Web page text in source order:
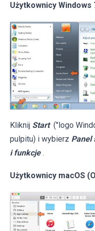
Użytkownicy Windows
Kliknij Start ("logo
pulpitu) i wybierz Panel
i funkcje .
Użytkownicy macOS